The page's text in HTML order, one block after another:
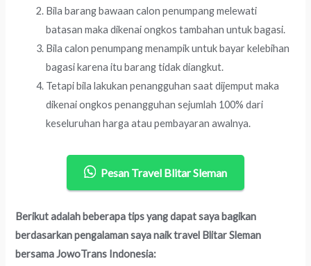
Bila barang bawaan calon penumpang melewati
batasan maka dikenai ongkos tambahan untuk bagasi.
Bila calon penumpang menampik untuk bayar kelebihan
bagasi karena itu barang tidak diangkut.
Tetapi bila lakukan penangguhan saat dijemput maka
dikenai ongkos penangguhan sejumlah 100% dari
keseluruhan harga atau pembayaran awalnya.
Pesan Travel Blitar Sleman
Berikut adalah beberapa tips yang dapat saya bagikan
berdasarkan pengalaman saya naik travel Blitar Sleman
bersama JowoTrans Indonesia: